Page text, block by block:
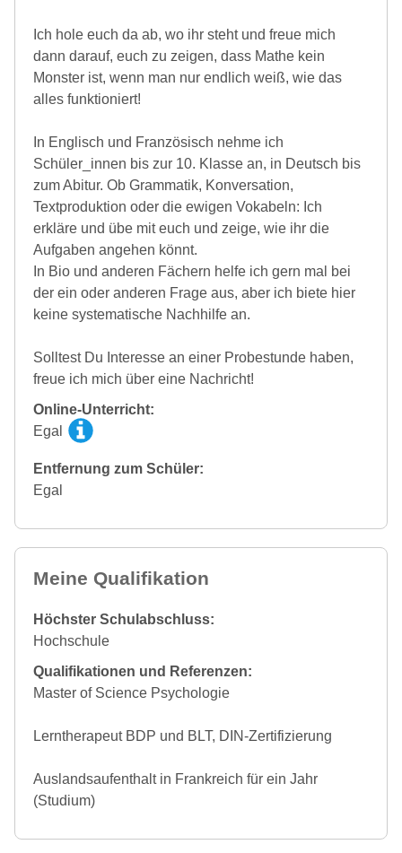
Ich hole euch da ab, wo ihr steht und freue mich
dann darauf, euch zu zeigen, dass Mathe kein
Monster ist, wenn man nur endlich weiß, wie das
alles funktioniert!
In Englisch und Französisch nehme ich
Schüler_innen bis zur 10. Klasse an, in Deutsch bis
zum Abitur. Ob Grammatik, Konversation,
Textproduktion oder die ewigen Vokabeln: Ich
erkläre und übe mit euch und zeige, wie ihr die
Aufgaben angehen könnt.
In Bio und anderen Fächern helfe ich gern mal bei
der ein oder anderen Frage aus, aber ich biete hier
keine systematische Nachhilfe an.
Solltest Du Interesse an einer Probestunde haben,
freue ich mich über eine Nachricht!
Online-Unterricht:
Egal
Entfernung zum Schüler:
Egal
Meine Qualifikation
Höchster Schulabschluss:
Hochschule
Qualifikationen und Referenzen:
Master of Science Psychologie
Lerntherapeut BDP und BLT, DIN-Zertifizierung
Auslandsaufenthalt in Frankreich für ein Jahr
(Studium)